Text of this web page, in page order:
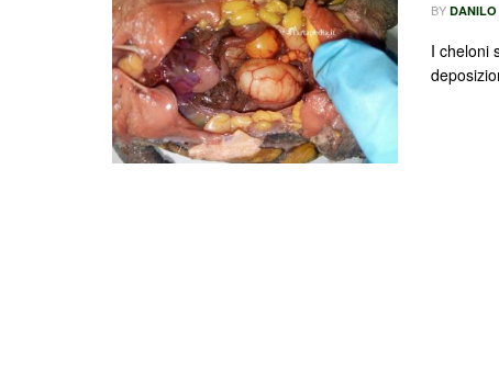
BY
I cheloni